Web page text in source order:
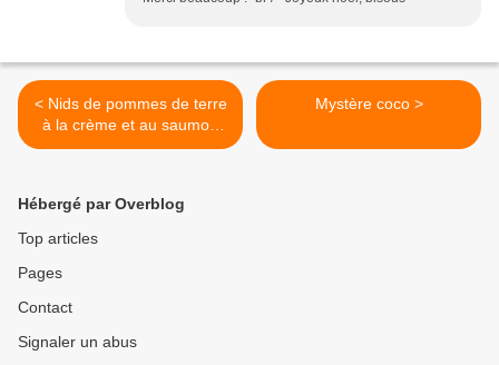
< Nids de pommes de terre
à la crème et au saumon
fumé citronné
Mystère coco >
Hébergé par Overblog
Top articles
Pages
Contact
Signaler un abus